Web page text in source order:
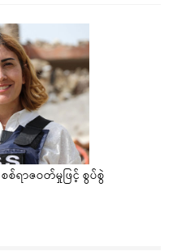
ရာဇဝတ်မှုဖြင့် စွပ်စွဲ